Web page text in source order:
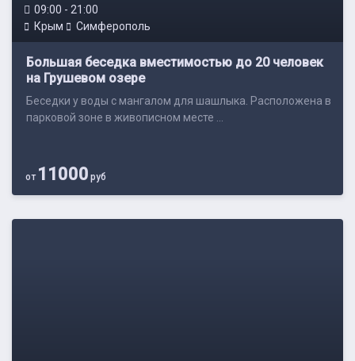
09:00 - 21:00
Крым
Симферополь
Большая беседка вместимостью до 20 человек
на Грушевом озере
Беседки у воды с мангалом для шашлыка. Расположена в
парковой зоне в живописном месте ...
от 11000 руб